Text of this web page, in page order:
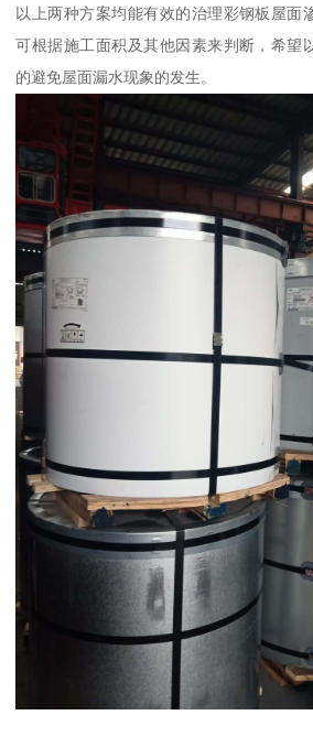
以上两种方案均能有效的治理彩钢板屋面
可根据施工面积及其他因素来判断，希望
的避免屋面漏水现象的发生。